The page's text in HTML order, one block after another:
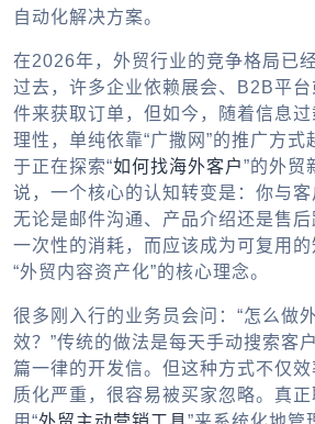
自动化解决方案。
在2026年，外贸行业的竞争格局已
过去，许多企业依赖展会、B2B平
件来获取订单，但如今，随着信息
理性，单纯依靠“广撒网”的推广方式
于正在探索“如何找海外客户”的外贸
说，一个核心的认知转变是：你与客
无论是邮件沟通、产品介绍还是售
一次性的消耗，而应该成为可复用
“外贸内容资产化”的核心理念。
很多刚入行的业务员会问：“怎么做
效？”传统的做法是每天手动搜索客
篇一律的开发信。但这种方式不仅效
质化严重，很容易被买家忽略。真正